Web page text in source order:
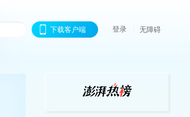
下载客户端 登录 无障碍